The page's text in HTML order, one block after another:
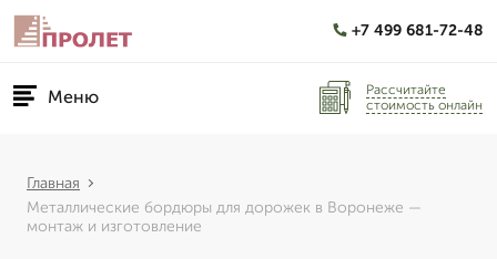
+7 499 681-72-48
Меню
Рассчитайте
стоимость онлайн
Главная
Металлические бордюры для дорожек в Воронеже —
монтаж и изготовление